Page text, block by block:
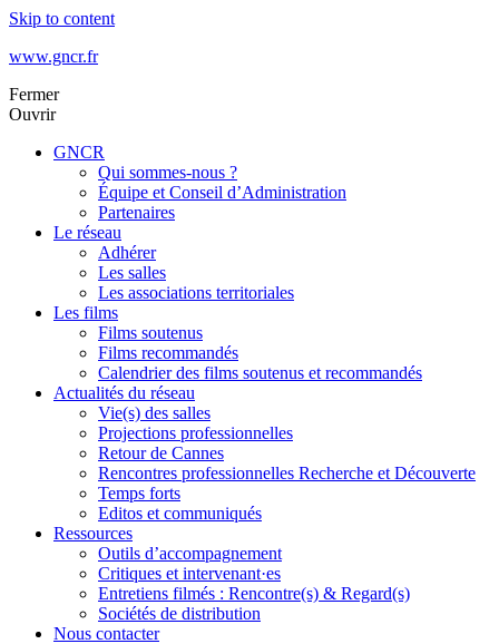
Skip to content
www.gncr.fr
Fermer
Ouvrir
GNCR
Qui sommes-nous ?
Équipe et Conseil d’Administration
Partenaires
Le réseau
Adhérer
Les salles
Les associations territoriales
Les films
Films soutenus
Films recommandés
Calendrier des films soutenus et recommandés
Actualités du réseau
Vie(s) des salles
Projections professionnelles
Retour de Cannes
Rencontres professionnelles Recherche et Découverte
Temps forts
Editos et communiqués
Ressources
Outils d’accompagnement
Critiques et intervenant·es
Entretiens filmés : Rencontre(s) & Regard(s)
Sociétés de distribution
Nous contacter